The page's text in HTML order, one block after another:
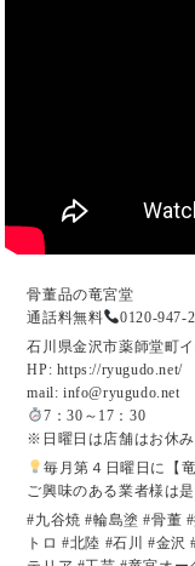
骨董品の竜宮堂
通話料無料
0120-947-
石川県金沢市薬師堂町
HP: https://ryugudo.net/
mail: info@ryugudo.net
7：30～17：30
※日曜日は店舗はお休み
毎月第４日曜日に【
ご興味のある業者様は
#九谷焼 #輪島塗 #骨董
トロ #北陸 #石川 #金沢